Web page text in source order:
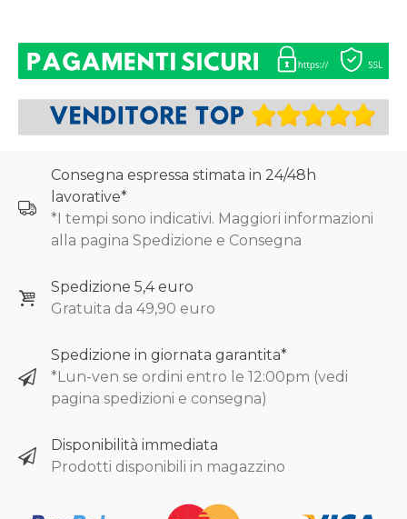
Consegna espressa stimata in 24/48h
lavorative*
*I tempi sono indicativi. Maggiori informazioni
alla pagina Spedizione e Consegna
Spedizione 5,4 euro
Gratuita da 49,90 euro
Spedizione in giornata garantita*
*Lun-ven se ordini entro le 12:00pm (vedi
pagina spedizioni e consegna)
Disponibilità immediata
Prodotti disponibili in magazzino